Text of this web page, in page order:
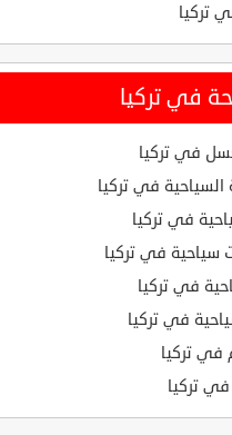
تركيا
في تركيا
في تركيا
السياحية في تركيا
في تركيا
سياحية في تركيا
في تركيا
في تركيا
في تركيا
تركيا